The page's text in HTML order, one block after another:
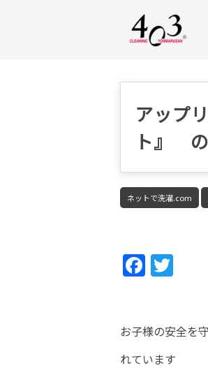
アップ
ト』 の
ネットで洗濯.com
Fac
お子様の安全を
れています